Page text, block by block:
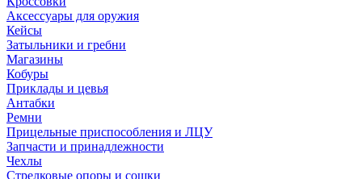
Аксессуары для оружия
Кейсы
Затыльники и гребни
Магазины
Кобуры
Приклады и цевья
Антабки
Ремни
Прицельные приспособления и ЛЦУ
Запчасти и принадлежности
Чехлы
Стрелковые опоры и сошки